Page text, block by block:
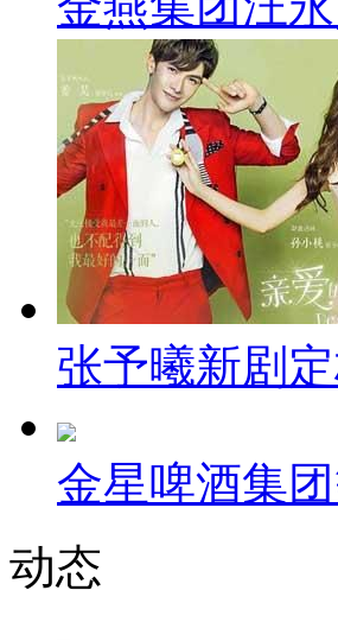
张予曦新剧
金星啤酒集
动态